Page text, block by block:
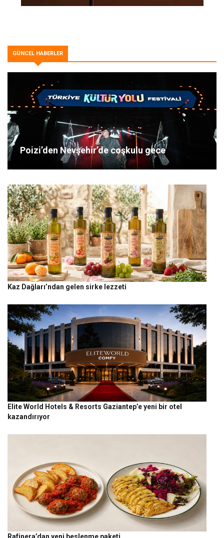
GÜNCEL HABERLER
Poizi’den Nevşehir’de coşkulu gece
Kaz Dağları’ndan gelen sirke lezzeti
Elite World Hotels & Resorts Gaziantep’e yeni bir otel
kazandırıyor